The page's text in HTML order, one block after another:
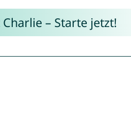
– Starte jetzt!